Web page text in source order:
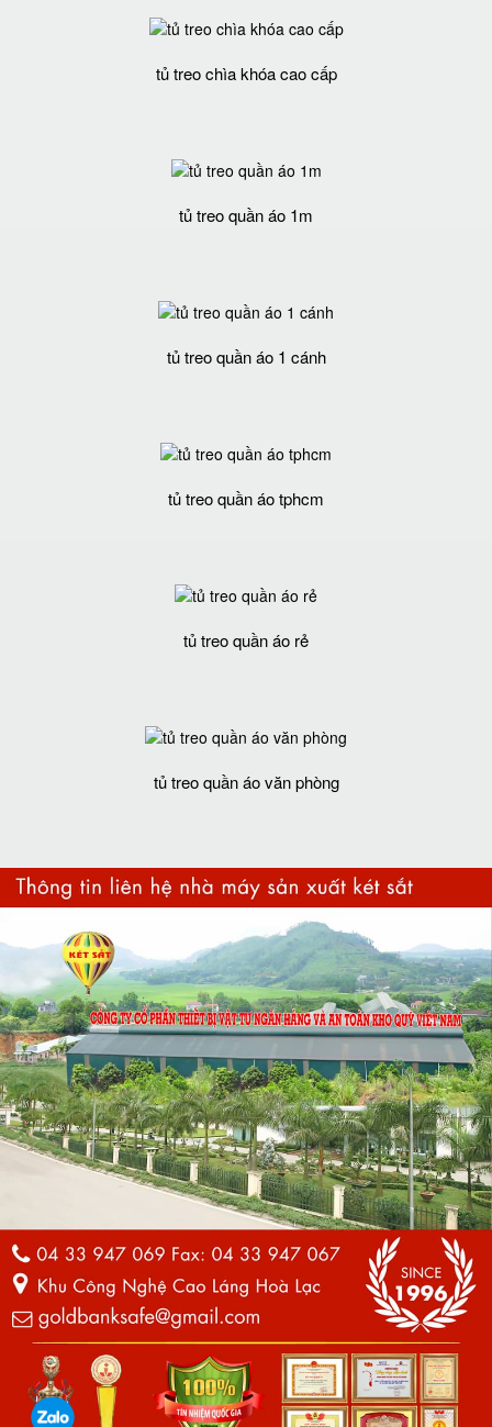
tủ treo chìa khóa cao cấp
tủ treo quần áo 1m
tủ treo quần áo 1 cánh
tủ treo quần áo tphcm
tủ treo quần áo rẻ
tủ treo quần áo văn phòng